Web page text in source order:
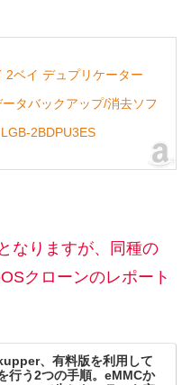
2ベイ デュプリケーター
タバックアップ/消去ソフ
2BDPU3ES
なりますが、同種の
クローンのレポート
、有料版を利用して
行う2つの手順。eMMCか